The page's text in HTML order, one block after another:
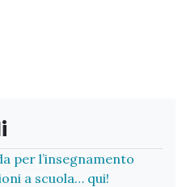
per l’insegnamento
a scuola… qui!